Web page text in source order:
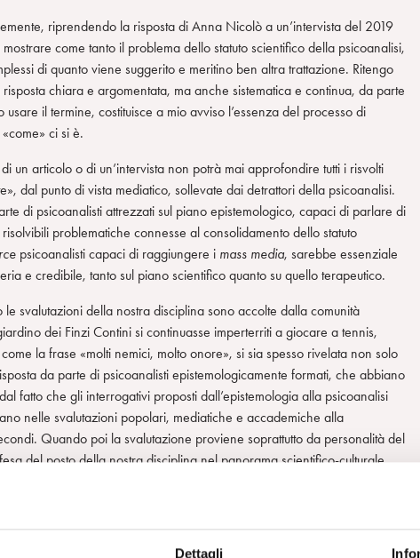
Dettagli
riprendendo la risposta di Anna Nicolò a un’intervista del 2019
come tanto il problema dello statuto scientifico della psicoanalisi,
di quanto viene suggerito e meritino ben altra trattazione. Ritengo
chiara e argomentata, ma anche sistematica e continua, da parte
il termine, costituisce a mio avviso l’essenza del processo di
ci si è.
un articolo o di un’intervista non potrà mai approfondire tutti i risvolti
dal punto di vista mediatico, sollevate dai detrattori della psicoanalisi.
di psicoanalisti attrezzati sul piano epistemologico, capaci di parlare di
problematiche connesse al consolidamento dello statuto
psicoanalisti capaci di raggiungere i mass media, sarebbe essenziale
e credibile, tanto sul piano scientifico quanto su quello terapeutico.
svalutazioni della nostra disciplina sono accolte dalla comunità
dei Finzi Contini si continuasse imperterriti a giocare a tennis,
la frase «molti nemici, molto onore», si sia spesso rivelata non solo
da parte di psicoanalisti epistemologicamente formati, che abbiano
fatto che gli interrogativi proposti dall’epistemologia alla psicoanalisi
nelle svalutazioni popolari, mediatiche e accademiche alla
Quando poi la svalutazione proviene soprattutto da personalità del
del posto della nostra disciplina nel panorama scientifico-culturale
piccata e risentita, che viene immediatamente letta come di parte e
pazienti, dei quali i detrattori mediatici della psicoanalisi potrebbero